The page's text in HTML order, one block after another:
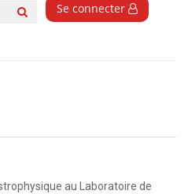
Se connecter
au Laboratoire de